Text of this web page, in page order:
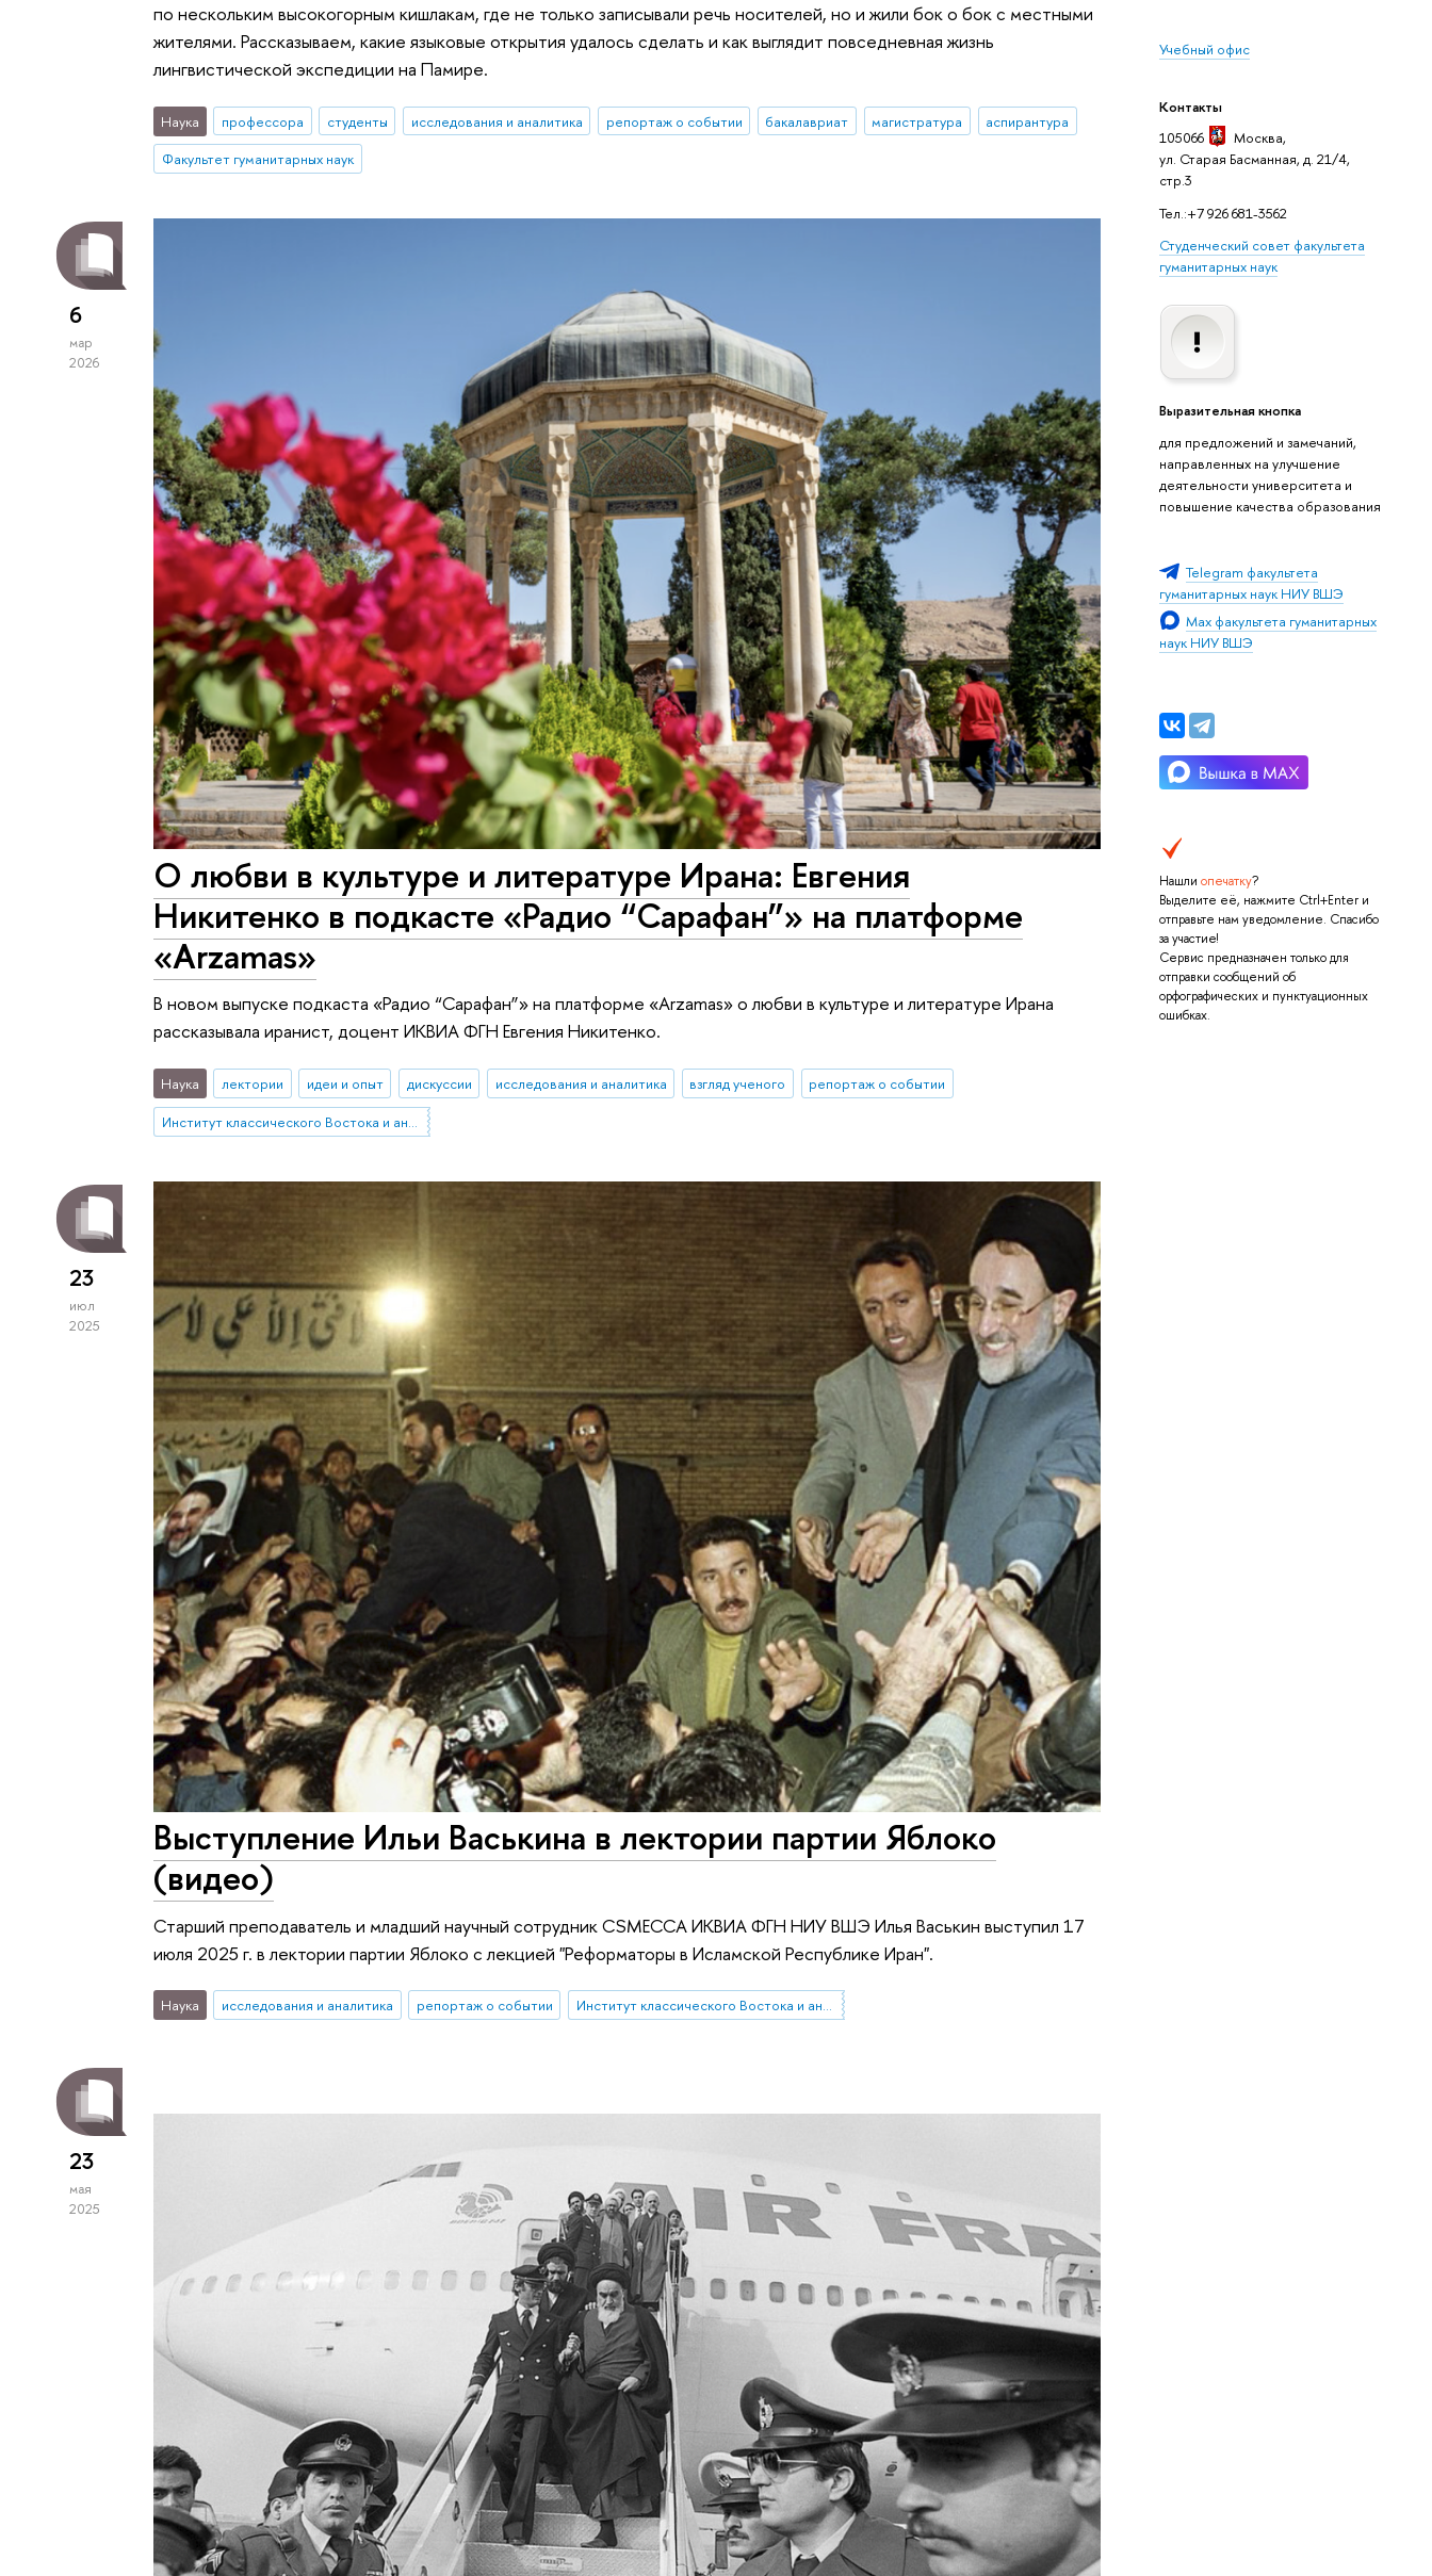
Учебный офис
Контакты
105066
Москва,
ул. Старая Басманная, д. 21/4,
стр.3
Тел.:+7 926 681-3562
Студенческий совет факультета
гуманитарных наук
Выразительная кнопка
для предложений и замечаний,
направленных на улучшение
деятельности университета и
повышение качества образования
Telegram факультета
гуманитарных наук НИУ ВШЭ
Мах факультета гуманитарных
наук НИУ ВШЭ
Нашли опечатку?
Выделите её, нажмите Ctrl+Enter и
отправьте нам уведомление. Спасибо
за участие!
Сервис предназначен только для
отправки сообщений об
орфографических и пунктуационных
ошибках.
по нескольким высокогорным кишлакам, где не только записывали речь носителей, но и жили бок о бок с местными
жителями. Рассказываем, какие языковые открытия удалось сделать и как выглядит повседневная жизнь
лингвистической экспедиции на Памире.
Наука профессора студенты исследования и аналитика репортаж о событии бакалавриат магистратура
аспирантура
Факультет гуманитарных наук
6
мар
2026
О любви в культуре и литературе Ирана: Евгения
Никитенко в подкасте «Радио “Сарафан”» на платформе
«Arzamas»
В новом выпуске подкаста «Радио “Сарафан”» на платформе «Arzamas» о любви в культуре и литературе Ирана
рассказывала иранист, доцент ИКВИА ФГН Евгения Никитенко.
Наука лектории идеи и опыт дискуссии исследования и аналитика взгляд ученого
репортаж о событии
Институт классического Востока и античности
23
июл
2025
Выступление Ильи Васькина в лектории партии Яблоко
(видео)
Старший преподаватель и младший научный сотрудник CSMECCA ИКВИА ФГН НИУ ВШЭ Илья Васькин выступил 17
июля 2025 г. в лектории партии Яблоко с лекцией "Реформаторы в Исламской Республике Иран".
Наука исследования и аналитика репортаж о событии Институт классического Востока и античности
23
мая
2025